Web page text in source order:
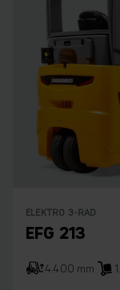
ELEKTRO 3-RAD
EFG 213
4.400 mm